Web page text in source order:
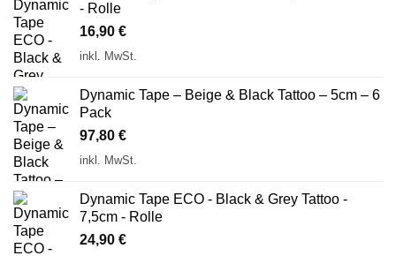
- Rolle
16,90 €
inkl. MwSt.
Dynamic Tape – Beige & Black Tattoo – 5cm – 6
Pack
97,80 €
inkl. MwSt.
Dynamic Tape ECO - Black & Grey Tattoo -
7,5cm - Rolle
24,90 €